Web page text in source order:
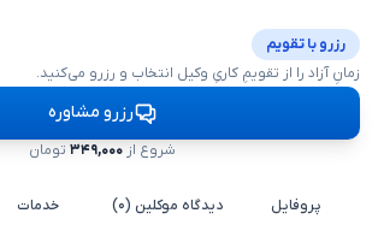
رزرو با تقویم
زمانِ آزاد را از تقویمِ کاریِ وکیل انتخاب و رزرو می‌کنید.
رزرو مشاوره
شروع از ۳۴۹,۰۰۰تومان
پروفایل دیدگاه موکلین (۰) خدمات